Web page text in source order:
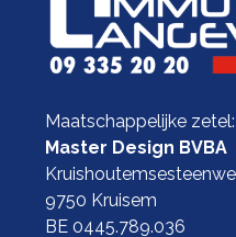
Maatschappelijke zetel:
Master Design BVBA
9750 Kruisem
BE 0445.789.036